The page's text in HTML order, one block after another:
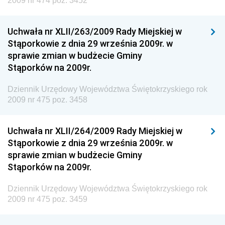
Dziennik Urzędowy Generalnej Dyrekcji Ochrony
Dziennik Urzędowy Ministerstwa Administracji,
Gospodarki Terenowej i Ochrony Środowiska
Dziennik Urzędowy Ministerstwa Administracji i
Gospodarki Przestrzennej
Dziennik Urzędowy Unii Europejskiej, L
Dziennik Urzędowy Ministerstwa Przemysłu
Chemicznego i Lekkiego
Dziennik Urzędowy Ministerstwa Rolnictwa i
Gospodarki Żywnościowej
Dziennik Urzędowy Ministra Rodziny, Pracy i Polityki
Społecznej
Uchwała nr XLII/263/2009 Rady Miejskiej w
Stąporkowie z dnia 29 września 2009r. w
sprawie zmian w budżecie Gminy
Stąporków na 2009r.
Dziennik Urzędowy Województwa Świętokrzyskiego rok
2009 nr 475 poz. 3458
Uchwała nr XLII/264/2009 Rady Miejskiej w
Stąporkowie z dnia 29 września 2009r. w
sprawie zmian w budżecie Gminy
Stąporków na 2009r.
Dziennik Urzędowy Województwa Świętokrzyskiego rok
2009 nr 475 poz. 3459